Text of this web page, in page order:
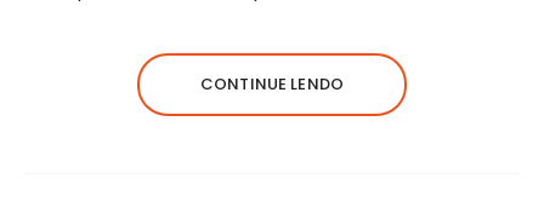
CONTINUE LENDO